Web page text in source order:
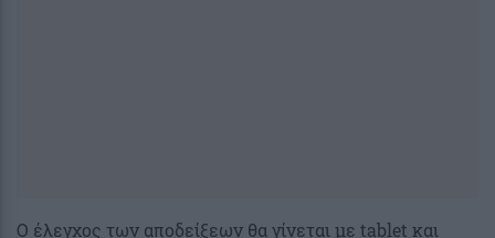
Ο έλεγχος των αποδείξεων θα γίνεται με tablet και